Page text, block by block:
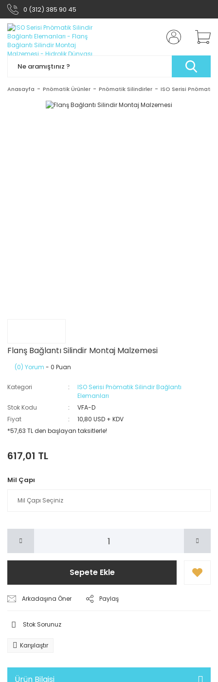
0 (312) 385 90 45
Anasayfa Pnömatik Ürünler Pnömatik Silindirler ISO Serisi Pnömatik
Flanş Bağlantı Silindir Montaj Malzemesi
(0) Yorum - 0 Puan
Kategori
ISO Serisi Pnömatik Silindir Bağlantı
Elemanları
Stok Kodu
VFA-D
Fiyat
10,80 USD + KDV
*57,63 TL den başlayan taksitlerle!
617,01 TL
Mil Çapı
Sepete Ekle
Arkadaşına Öner Paylaş
Stok Sorunuz
Karşılaştır
Ürün Bilgisi